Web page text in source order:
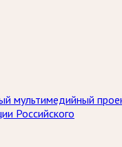
мультимедийный
Российского